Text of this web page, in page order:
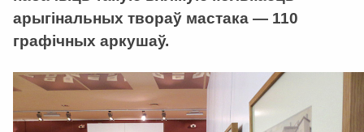
арыгінальных твораў мастака — 110
графічных аркушаў.